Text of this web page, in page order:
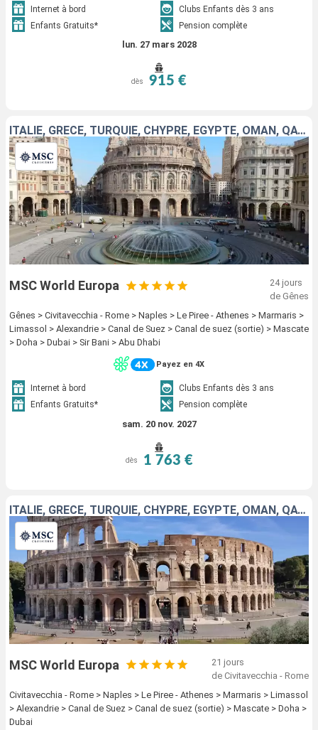
Internet à bord
Clubs Enfants dès 3 ans
Enfants Gratuits*
Pension complète
lun. 27 mars 2028
dès 915 €
ITALIE, GRÈCE, TURQUIE, CHYPRE, EGYPTE, OMAN, QATAR, EMIRATS ARABES UNIS
MSC World Europa
24 jours
de Gênes
Gênes > Civitavecchia - Rome > Naples > Le Piree - Athenes > Marmaris >
Limassol > Alexandrie > Canal de Suez > Canal de suez (sortie) > Mascate
> Doha > Dubai > Sir Bani > Abu Dhabi
Payez en 4X
Internet à bord
Clubs Enfants dès 3 ans
Enfants Gratuits*
Pension complète
sam. 20 nov. 2027
dès 1 763 €
ITALIE, GRÈCE, TURQUIE, CHYPRE, EGYPTE, OMAN, QATAR, EMIRATS ARABES UNIS
MSC World Europa
21 jours
de Civitavecchia - Rome
Civitavecchia - Rome > Naples > Le Piree - Athenes > Marmaris > Limassol
> Alexandrie > Canal de Suez > Canal de suez (sortie) > Mascate > Doha >
Dubai